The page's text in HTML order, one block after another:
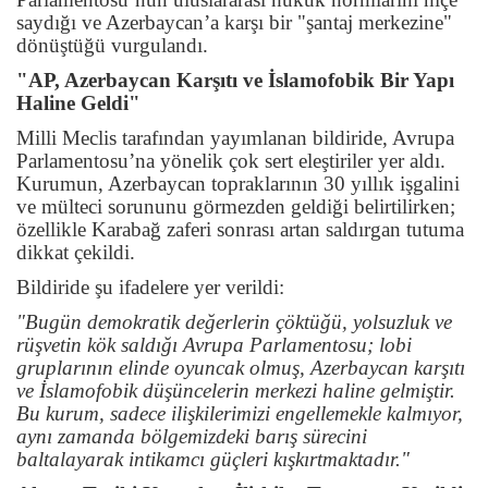
saydığı ve Azerbaycan’a karşı bir "şantaj merkezine"
dönüştüğü vurgulandı.
"AP, Azerbaycan Karşıtı ve İslamofobik Bir Yapı
Haline Geldi"
Milli Meclis tarafından yayımlanan bildiride, Avrupa
Parlamentosu’na yönelik çok sert eleştiriler yer aldı.
Kurumun, Azerbaycan topraklarının 30 yıllık işgalini
ve mülteci sorununu görmezden geldiği belirtilirken;
özellikle Karabağ zaferi sonrası artan saldırgan tutuma
dikkat çekildi.
Bildiride şu ifadelere yer verildi:
"Bugün demokratik değerlerin çöktüğü, yolsuzluk ve
rüşvetin kök saldığı Avrupa Parlamentosu; lobi
gruplarının elinde oyuncak olmuş, Azerbaycan karşıtı
ve İslamofobik düşüncelerin merkezi haline gelmiştir.
Bu kurum, sadece ilişkilerimizi engellemekle kalmıyor,
aynı zamanda bölgemizdeki barış sürecini
baltalayarak intikamcı güçleri kışkırtmaktadır."